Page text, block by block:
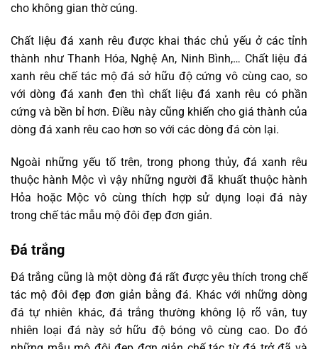
cho không gian thờ cúng.
Chất liệu đá xanh rêu được khai thác chủ yếu ở các tỉnh
thành như Thanh Hóa, Nghệ An, Ninh Bình,… Chất liệu đá
xanh rêu chế tác mộ đá sở hữu độ cứng vô cùng cao, so
với dòng đá xanh đen thì chất liệu đá xanh rêu có phần
cứng và bền bỉ hơn. Điều này cũng khiến cho giá thành của
dòng đá xanh rêu cao hơn so với các dòng đá còn lại.
Ngoài những yếu tố trên, trong phong thủy, đá xanh rêu
thuộc hành Mộc vì vậy những người đã khuất thuộc hành
Hỏa hoặc Mộc vô cùng thích hợp sử dụng loại đá này
trong chế tác mẫu mộ đôi đẹp đơn giản.
Đá trắng
Đá trắng cũng là một dòng đá rất được yêu thích trong chế
tác mộ đôi đẹp đơn giản bằng đá. Khác với những dòng
đá tự nhiên khác, đá trắng thường không lộ rõ vân, tuy
nhiên loại đá này sở hữu độ bóng vô cùng cao. Do đó